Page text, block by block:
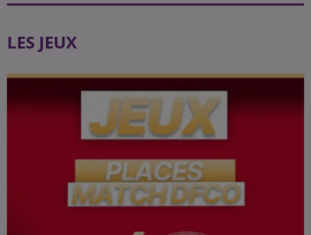
LES JEUX